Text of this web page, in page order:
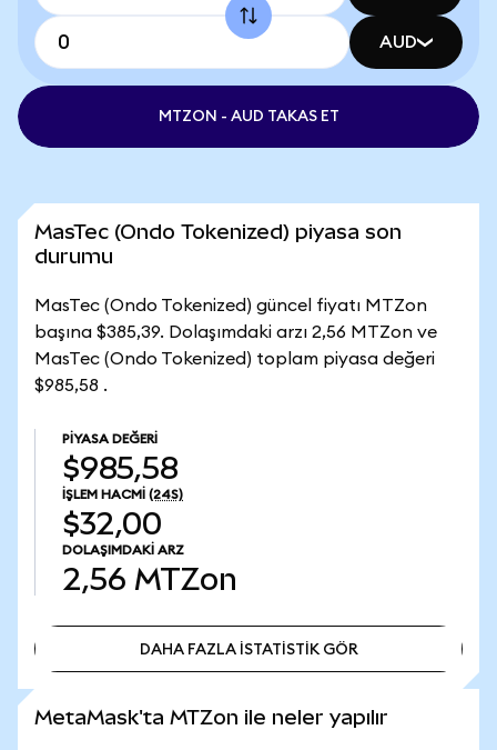
AUD
MTZON - AUD TAKAS ET
MasTec (Ondo Tokenized) piyasa son
durumu
MasTec (Ondo Tokenized) güncel fiyatı MTZon
başına $385,39. Dolaşımdaki arzı 2,56 MTZon ve
MasTec (Ondo Tokenized) toplam piyasa değeri
$985,58 .
PIYASA DEĞERI
$985,58
İŞLEM HACMI (24S)
$32,00
DOLAŞIMDAKI ARZ
2,56 MTZon
DAHA FAZLA İSTATİSTİK GÖR
MetaMask'ta MTZon ile neler yapılır